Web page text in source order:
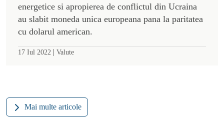
energetice si apropierea de conflictul din Ucraina
au slabit moneda unica europeana pana la paritatea
cu dolarul american.
17 Iul 2022 | Valute
Mai multe articole